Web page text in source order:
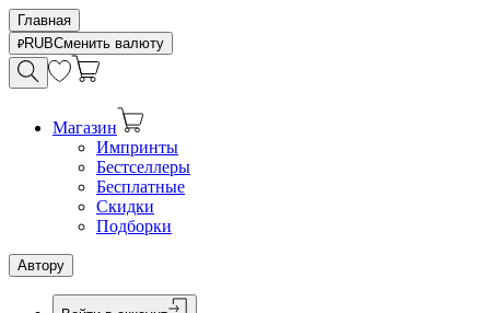
Главная
RUBСменить валюту
Магазин
Импринты
Бестселлеры
Бесплатные
Скидки
Подборки
Автору